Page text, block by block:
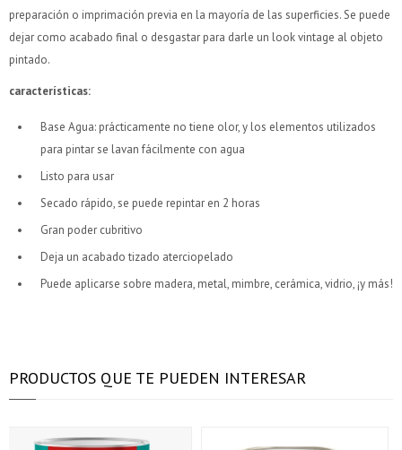
preparación o imprimación previa en la mayoría de las superficies. Se puede
dejar como acabado final o desgastar para darle un look vintage al objeto
pintado.
características:
Base Agua: prácticamente no tiene olor, y los elementos utilizados
para pintar se lavan fácilmente con agua
Listo para usar
Secado rápido, se puede repintar en 2 horas
Gran poder cubritivo
Deja un acabado tizado aterciopelado
Puede aplicarse sobre madera, metal, mimbre, cerámica, vidrio, ¡y más!
PRODUCTOS QUE TE PUEDEN INTERESAR
Celular
Continuar
prefieras!
Elegí tus productos preferidos
* sujeto a aprobación crediticia. El monto disponible
inconveniente, por cualquier duda contactanos
en preguntas@pagodespues.com.uy
Por favor intenta nuevamente mas tarde.
Celular
Continuar
prefieras!
Elegí tus productos preferidos
* sujeto a aprobación crediticia. El monto disponible
inconveniente, por cualquier duda contactanos
en preguntas@pagodespues.com.uy
Por favor intenta nuevamente mas tarde.